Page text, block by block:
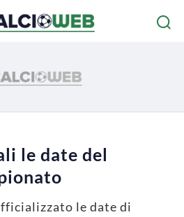
le date del
le date di